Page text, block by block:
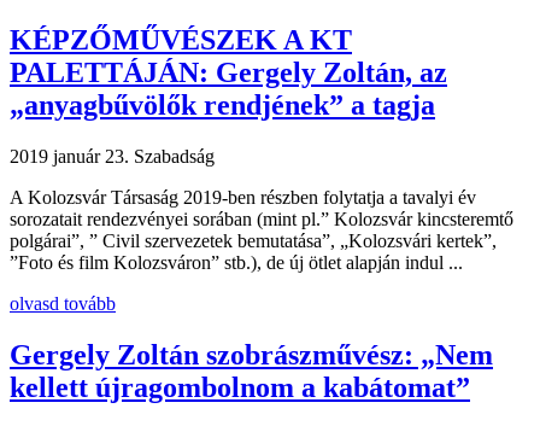
KÉPZŐMŰVÉSZEK A KT
PALETTÁJÁN: Gergely Zoltán, az
„anyagbűvölők rendjének” a tagja
2019 január 23. Szabadság
A Kolozsvár Társaság 2019-ben részben folytatja a tavalyi év
sorozatait rendezvényei sorában (mint pl.” Kolozsvár kincsteremtő
polgárai”, ” Civil szervezetek bemutatása”, „Kolozsvári kertek”,
”Foto és film Kolozsváron” stb.), de új ötlet alapján indul ...
olvasd tovább
Gergely Zoltán szobrászművész: „Nem
kellett újragombolnom a kabátomat”